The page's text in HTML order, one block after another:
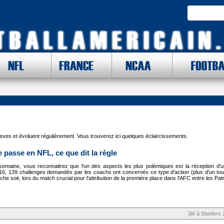
NFL
MERICAN FOOTBALL CONFERENCE
Division Sud
Division Ouest
Indianapolis Colts
Tennessee Titans
Oakland Raiders
FRANCE NCAA
ACCUMULEZ DES BROUZHOUFS ET
et évoluent régulièrement. Vous trouverez ici quelques éclaircissements.
passe en NFL, ce que dit la règle
vous reconnaitrez que l'un des aspects les plus polémiques est la réception
139 challenges demandés par les coachs ont concernés ce type d'action (plus d'un
soir, lors du match crucial pour l'attribution de la première place dans l'AFC entre les
[lié à Steelers